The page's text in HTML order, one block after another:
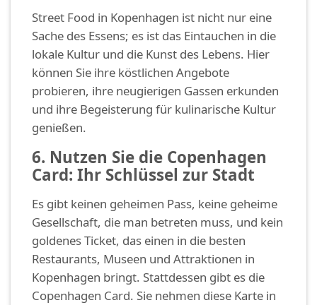
Street Food in Kopenhagen ist nicht nur eine
Sache des Essens; es ist das Eintauchen in die
lokale Kultur und die Kunst des Lebens. Hier
können Sie ihre köstlichen Angebote
probieren, ihre neugierigen Gassen erkunden
und ihre Begeisterung für kulinarische Kultur
genießen.
6. Nutzen Sie die Copenhagen
Card: Ihr Schlüssel zur Stadt
Es gibt keinen geheimen Pass, keine geheime
Gesellschaft, die man betreten muss, und kein
goldenes Ticket, das einen in die besten
Restaurants, Museen und Attraktionen in
Kopenhagen bringt. Stattdessen gibt es die
Copenhagen Card. Sie nehmen diese Karte in